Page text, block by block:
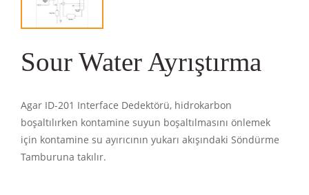
Sour Water Ayrıştırma
Agar ID-201 Interface Dedektörü, hidrokarbon
boşaltılırken kontamine suyun boşaltılmasını önlemek
için kontamine su ayırıcının yukarı akışındaki Söndürme
Tamburuna takılır.